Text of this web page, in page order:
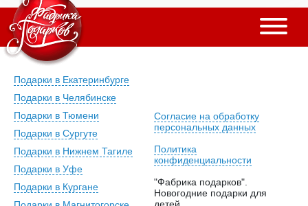
Подарки в Екатеринбурге
Подарки в Челябинске
Подарки в Тюмени
Подарки в Сургуте
Подарки в Нижнем Тагиле
Подарки в Уфе
Подарки в Кургане
Согласие на обработку
персональных данных
Политика
конфиденциальности
"Фабрика подарков".
Новогодние подарки для